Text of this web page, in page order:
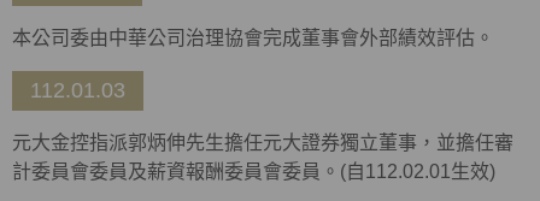
本公司委由中華公司治理協會完成董事會外部績效評估。
112.01.03
元大金控指派郭炳伸先生擔任元大證券獨立董事，並擔任審
計委員會委員及薪資報酬委員會委員。(自112.02.01生效)